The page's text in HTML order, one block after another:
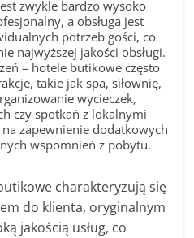
zwykle bardzo wysoko
a obsługa jest
potrzeb gości, co
najwyższej jakości obsługi.
– hotele butikowe często
takie jak spa, siłownię,
wycieczek,
czy spotkań z lokalnymi
zapewnienie dodatkowych
wspomnień z pobytu.
charakteryzują się
do klienta, oryginalnym
jakością usług, co